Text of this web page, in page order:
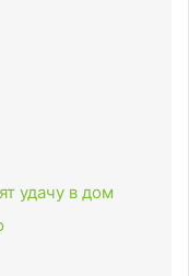
удачу в дом